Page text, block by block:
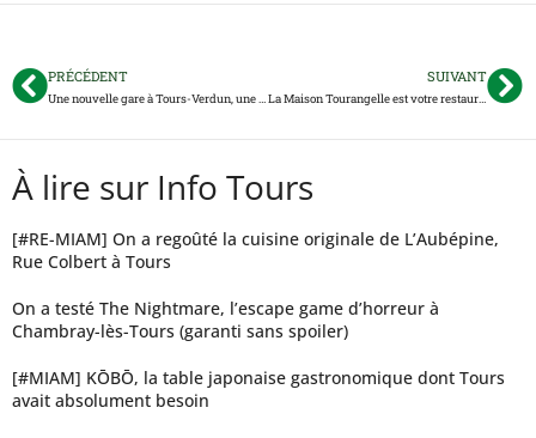
PRÉCÉDENT
Une nouvelle gare à Tours-Verdun, une ligne Blois-Saumur… On en sait plus sur le futur RER tourangeau
SUIVANT
La Maison Tourangelle est votre restaurant avec cheminée préféré en Touraine
À lire sur Info Tours
[#RE-MIAM] On a regoûté la cuisine originale de L’Aubépine,
Rue Colbert à Tours
On a testé The Nightmare, l’escape game d’horreur à
Chambray-lès-Tours (garanti sans spoiler)
[#MIAM] KŌBŌ, la table japonaise gastronomique dont Tours
avait absolument besoin